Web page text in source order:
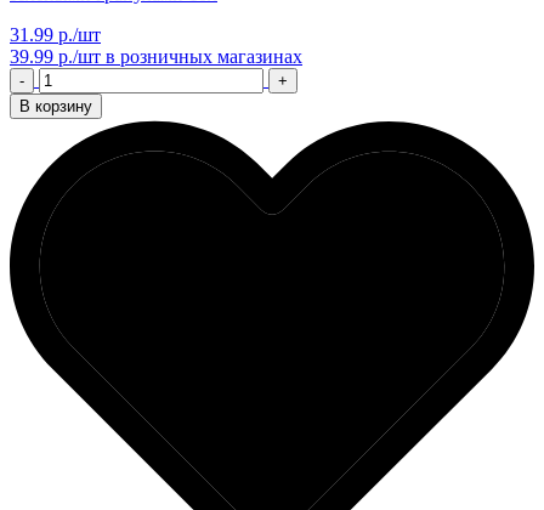
31.99 р./шт
39.99 р./шт в розничных магазинах
-
+
В корзину